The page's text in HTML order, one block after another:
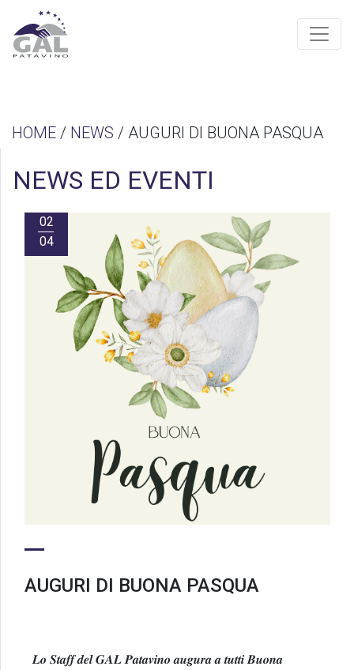
HOME / NEWS / AUGURI DI BUONA PASQUA
NEWS ED EVENTI
02
04
AUGURI DI BUONA PASQUA
𝑳𝒐 𝑺𝒕𝒂𝒇𝒇 𝒅𝒆𝒍 𝑮𝑨𝑳 𝑷𝒂𝒕𝒂𝒗𝒊𝒏𝒐 𝒂𝒖𝒈𝒖𝒓𝒂 𝒂 𝒕𝒖𝒕𝒕𝒊 𝑩𝒖𝒐𝒏𝒂